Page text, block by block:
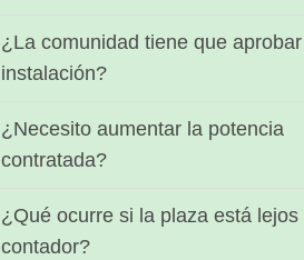
¿La comunidad tiene que
instalación?
¿Necesito aumentar la potencia
contratada?
¿Qué ocurre si la plaza está lejos
contador?